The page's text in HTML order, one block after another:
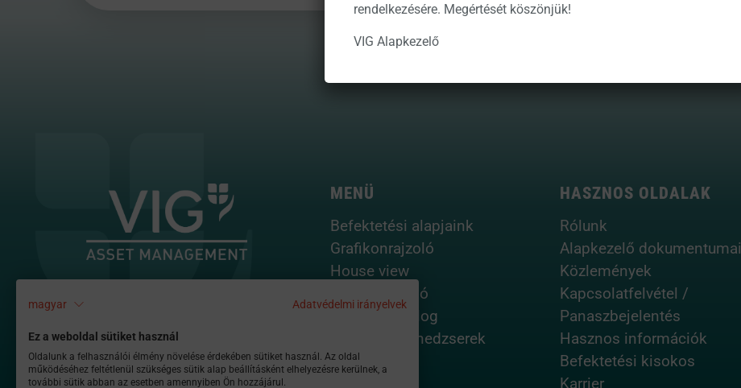
magyar Adatvédelmi irányelvek
Ez a weboldal sütiket használ
Oldalunk a felhasználói élmény növelése érdekében sütiket használ. Az oldal
működéséhez feltétlenül szükséges sütik alap beállításként elhelyezésre kerülnek, a
további sütik abban az esetben amennyiben Ön hozzájárul.
rendelkezésére. Megértését köszönjük!
VIG Alapkezelő
MENÜ
Befektetési alapjaink
Grafikonrajzoló
House view
Mintaportfólió
Totalreturn blog
Portfólió menedzserek
HASZNOS OLDALAK
Rólunk
Alapkezelő dokumentumai
Közlemények
Kapcsolatfelvétel /
Panaszbejelentés
Hasznos információk
Befektetési kisokos
Karrier